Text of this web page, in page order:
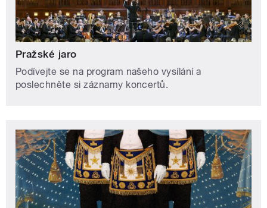
Pražské jaro
Podívejte se na program našeho vysílání a
poslechněte si záznamy koncertů.